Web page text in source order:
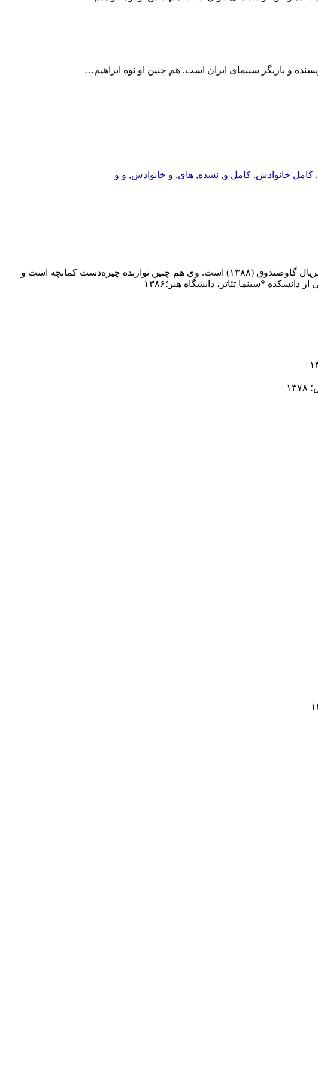
, کامل خانوادش, کامل و, نشده, های, و خانوادش, و و
سیدافشین هاشمی‌مرغزار (زاده ۲۰ مهر ۱۳۵۴) بازیگر، نویسنده، کارگردان ایرانی است. آخرین حضور در او تلویزیون بازی در سریال گاوصندوق (۱۳۸۸) است. وی هم چنین نوازنده چیره‌دست کمانچه است و